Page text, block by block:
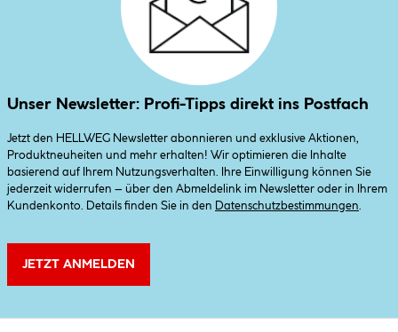
Unser Newsletter: Profi-Tipps direkt ins Postfach
Jetzt den HELLWEG Newsletter abonnieren und exklusive Aktionen,
Produktneuheiten und mehr erhalten! Wir optimieren die Inhalte
basierend auf Ihrem Nutzungsverhalten. Ihre Einwilligung können Sie
jederzeit widerrufen – über den Abmeldelink im Newsletter oder in Ihrem
Kundenkonto. Details finden Sie in den
Datenschutzbestimmungen
JETZT ANMELDEN